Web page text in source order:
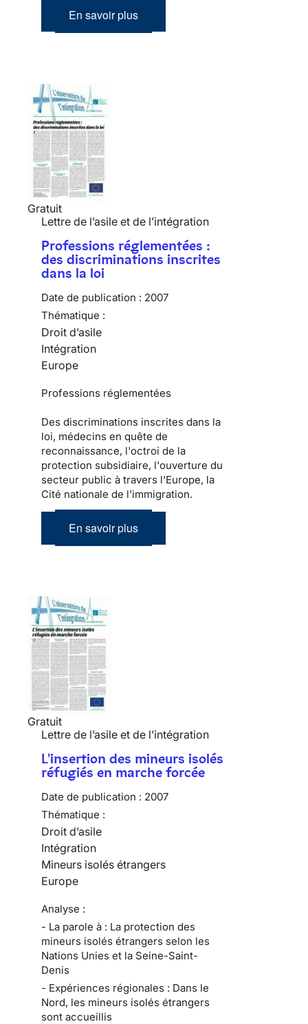
En savoir plus
Gratuit
Lettre de l’asile et de l’intégration
Professions réglementées :
des discriminations inscrites
dans la loi
Date de publication : 2007
Thématique :
Droit d’asile
Intégration
Europe
Professions réglementées
Des discriminations inscrites dans la
loi, médecins en quête de
reconnaissance, l'octroi de la
protection subsidiaire, l'ouverture du
secteur public à travers l'Europe, la
Cité nationale de l'immigration.
En savoir plus
Gratuit
Lettre de l’asile et de l’intégration
L'insertion des mineurs isolés
réfugiés en marche forcée
Date de publication : 2007
Thématique :
Droit d’asile
Intégration
Mineurs isolés étrangers
Europe
Analyse :
- La parole à : La protection des
mineurs isolés étrangers selon les
Nations Unies et la Seine-Saint-
Denis
- Expériences régionales : Dans le
Nord, les mineurs isolés étrangers
sont accueillis